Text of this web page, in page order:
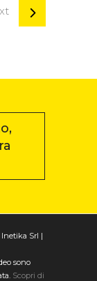
Srl |
sono
Scopri di